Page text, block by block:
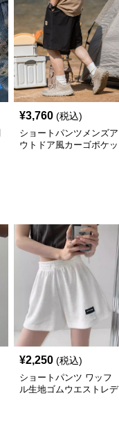
¥3,760 (税込)
ショートパンツメンズア
ウトドア風カーゴポケッ
¥2,250 (税込)
ショートパンツ ワッフ
ル生地ゴムウエストレデ